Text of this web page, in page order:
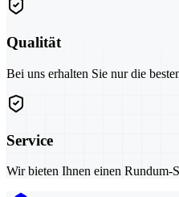
Qualität
Bei uns erhalten Sie nur die
Service
Wir bieten Ihnen einen Rundum-